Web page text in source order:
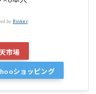
by Rinker
市場
ショッピング